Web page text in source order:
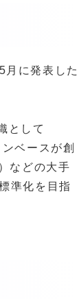
に発表した
として
ベースが創
などの大手
準化を目指